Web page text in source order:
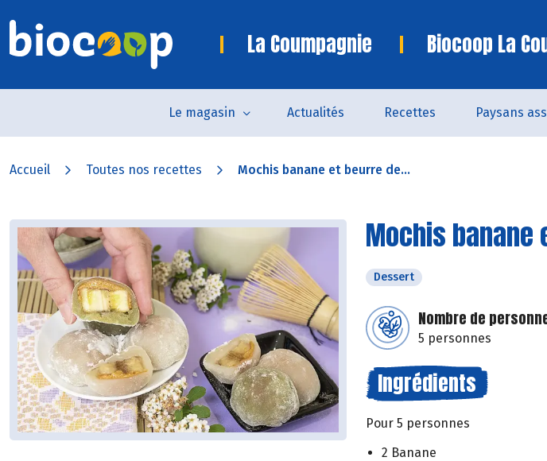
La Coumpagnie Biocoop La
Le magasin Actualités Recettes Paysans
Accueil Toutes nos recettes Mochis banane et beurre de...
Mochis banane
Dessert
Nombre de
5 personnes
Ingrédients
Pour 5 personnes
2 Banane